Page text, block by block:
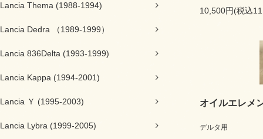
Lancia Thema (1988-1994)
Lancia Dedra （1989-1999）
Lancia 836Delta (1993-1999)
Lancia Kappa (1994-2001)
Lancia Ｙ (1995-2003)
Lancia Lybra (1999-2005)
10,500円(税込
オイルエレメ
デルタ用